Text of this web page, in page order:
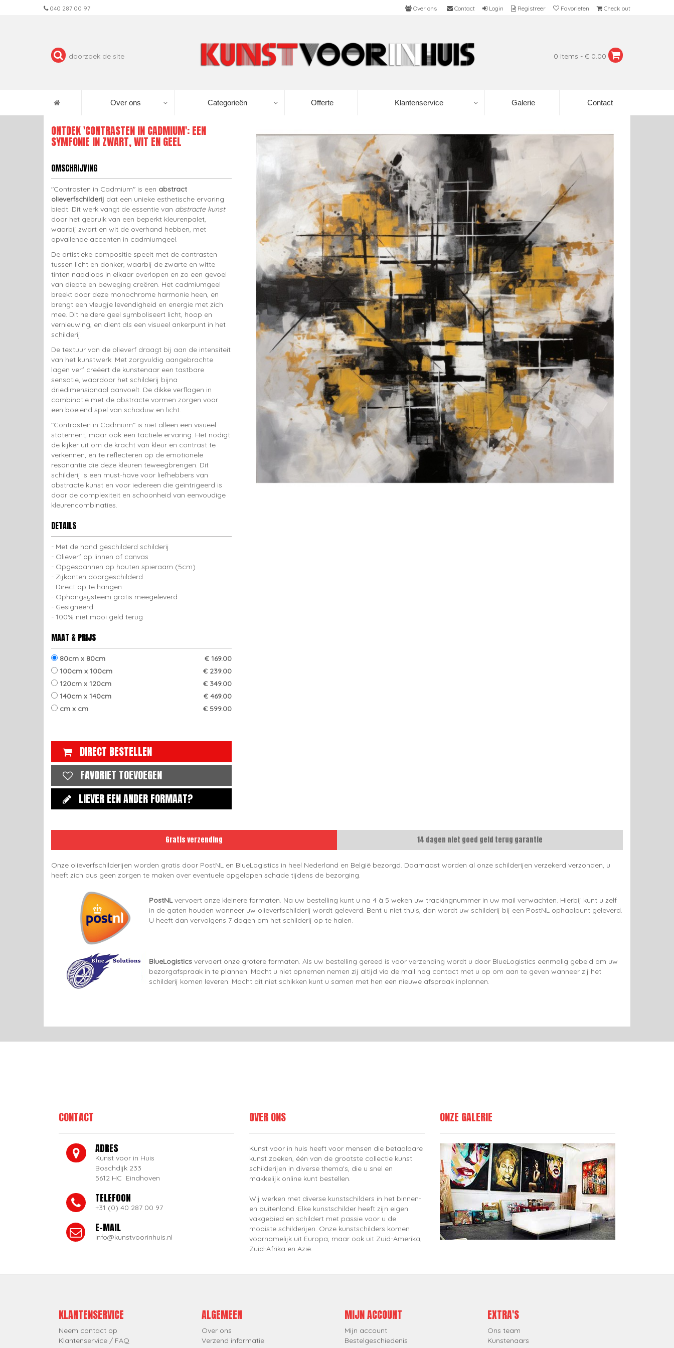
040 287 00 97 Over ons Contact Login Registreer Favorieten Check out
0 items - € 0.00
Over ons Categorieën Offerte Klantenservice Galerie Contact
ONTDEK 'CONTRASTEN IN CADMIUM': EEN
SYMFONIE IN ZWART, WIT EN GEEL
OMSCHRIJVING
"Contrasten in Cadmium" is een abstract
olieverfschilderij dat een unieke esthetische ervaring
biedt. Dit werk vangt de essentie van abstracte kunst
door het gebruik van een beperkt kleurenpalet,
waarbij zwart en wit de overhand hebben, met
opvallende accenten in cadmiumgeel.
De artistieke compositie speelt met de contrasten
tussen licht en donker, waarbij de zwarte en witte
tinten naadloos in elkaar overlopen en zo een gevoel
van diepte en beweging creëren. Het cadmiumgeel
breekt door deze monochrome harmonie heen, en
brengt een vleugje levendigheid en energie met zich
mee. Dit heldere geel symboliseert licht, hoop en
vernieuwing, en dient als een visueel ankerpunt in het
schilderij.
De textuur van de olieverf draagt bij aan de intensiteit
van het kunstwerk. Met zorgvuldig aangebrachte
lagen verf creëert de kunstenaar een tastbare
sensatie, waardoor het schilderij bijna
driedimensionaal aanvoelt. De dikke verflagen in
combinatie met de abstracte vormen zorgen voor
een boeiend spel van schaduw en licht.
"Contrasten in Cadmium" is niet alleen een visueel
statement, maar ook een tactiele ervaring. Het nodigt
de kijker uit om de kracht van kleur en contrast te
verkennen, en te reflecteren op de emotionele
resonantie die deze kleuren teweegbrengen. Dit
schilderij is een must-have voor liefhebbers van
abstracte kunst en voor iedereen die geïntrigeerd is
door de complexiteit en schoonheid van eenvoudige
kleurencombinaties.
DETAILS
Met de hand geschilderd schilderij
Olieverf op linnen of canvas
Opgespannen op houten spieraam (5cm)
Zijkanten doorgeschilderd
Direct op te hangen
Ophangsysteem gratis meegeleverd
Gesigneerd
100% niet mooi geld terug
MAAT & PRIJS
80cm x 80cm
€ 169.00
100cm x 100cm
€ 239.00
120cm x 120cm
€ 349.00
140cm x 140cm
€ 469.00
cm x cm
€ 599.00
DIRECT BESTELLEN
FAVORIET TOEVOEGEN
LIEVER EEN ANDER FORMAAT?
Gratis verzending 14 dagen niet goed geld terug garantie
Onze olieverfschilderijen worden gratis door PostNL en BlueLogistics in heel Nederland en België bezorgd. Daarnaast worden al onze schilderijen verzekerd verzonden, u
heeft zich dus geen zorgen te maken over eventuele opgelopen schade tijdens de bezorging.
PostNLvervoert onze kleinere formaten. Na uw bestelling kunt u na 4 à 5 weken uw trackingnummer in uw mail verwachten. Hierbij kunt u zelf
in de gaten houden wanneer uw olieverfschilderij wordt geleverd. Bent u niet thuis, dan wordt uw schilderij bij een PostNL ophaalpunt geleverd.
U heeft dan vervolgens 7 dagen om het schilderij op te halen.
BlueLogistics vervoert onze grotere formaten. Als uw bestelling gereed is voor verzending wordt u door BlueLogistics eenmalig gebeld om uw
bezorgafspraak in te plannen. Mocht u niet opnemen nemen zij altijd via de mail nog contact met u op om aan te geven wanneer zij het
schilderij komen leveren. Mocht dit niet schikken kunt u samen met hen een nieuwe afspraak inplannen.
CONTACT
ADRES
Kunst voor in Huis
Boschdijk 233
5612 HC Eindhoven
TELEFOON
+31 (0) 40 287 00 97
E-MAIL
info@kunstvoorinhuis.nl
OVER ONS
Kunst voor in huis heeft voor mensen die betaalbare
kunst zoeken, één van de grootste collectie kunst
schilderijen in diverse thema's, die u snel en
makkelijk online kunt bestellen.
Wij werken met diverse kunstschilders in het binnen-
en buitenland. Elke kunstschilder heeft zijn eigen
vakgebied en schildert met passie voor u de
mooiste schilderijen. Onze kunstschilders komen
voornamelijk uit Europa, maar ook uit Zuid-Amerika,
Zuid-Afrika en Azië.
ONZE GALERIE
KLANTENSERVICE
Neem contact op
Klantenservice / FAQ
ALGEMEEN
Over ons
Verzend informatie
MIJN ACCOUNT
Mijn account
Bestelgeschiedenis
EXTRA'S
Ons team
Kunstenaars